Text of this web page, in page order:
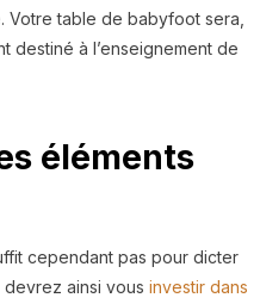
Votre table de babyfoot sera,
destiné à l’enseignement de
éléments
cependant pas pour dicter
devrez ainsi vous investir dans